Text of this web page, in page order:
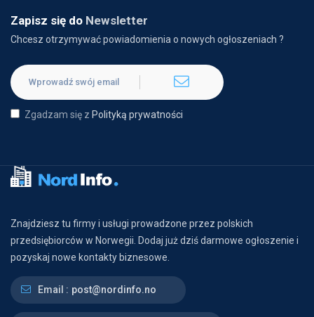
Zapisz się do Newsletter
Chcesz otrzymywać powiadomienia o nowych ogłoszeniach ?
Zgadzam się z Polityką prywatności
Znajdziesz tu firmy i usługi prowadzone przez polskich
przedsiębiorców w Norwegii. Dodaj już dziś darmowe ogłoszenie i
pozyskaj nowe kontakty biznesowe.
Email : post@nordinfo.no